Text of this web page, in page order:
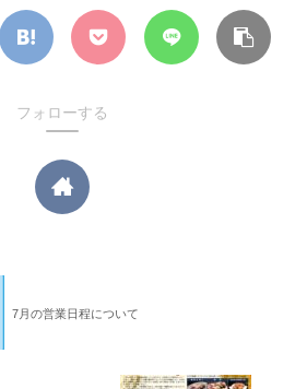
フォローする
7月の営業日程について